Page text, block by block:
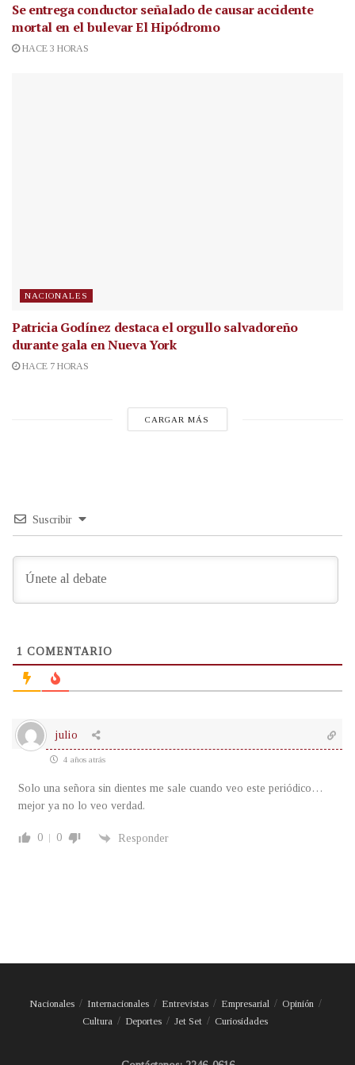
Se entrega conductor señalado de causar accidente
mortal en el bulevar El Hipódromo
HACE 3 HORAS
NACIONALES
Patricia Godínez destaca el orgullo salvadoreño
durante gala en Nueva York
HACE 7 HORAS
CARGAR MÁS
Suscribir
1 COMENTARIO
julio
4 años atrás
Solo una señora sin dientes me sale cuando veo este periódico…
mejor ya no lo veo verdad.
0 0 Responder
Nacionales Internacionales Entrevistas Empresarial
Opinión
Cultura
Deportes Jet Set Curiosidades